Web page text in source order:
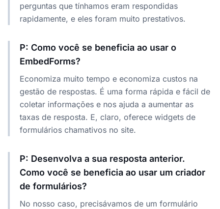
perguntas que tínhamos eram respondidas
rapidamente, e eles foram muito prestativos.
P: Como você se beneficia ao usar o
EmbedForms?
Economiza muito tempo e economiza custos na
gestão de respostas. É uma forma rápida e fácil de
coletar informações e nos ajuda a aumentar as
taxas de resposta. E, claro, oferece widgets de
formulários chamativos no site.
P: Desenvolva a sua resposta anterior.
Como você se beneficia ao usar um criador
de formulários?
No nosso caso, precisávamos de um formulário